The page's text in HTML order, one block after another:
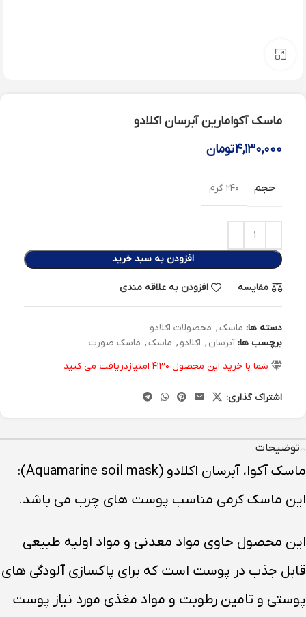
ماسک آکوامارین آبرسان اکلادو
۴,۱۳۰,۰۰۰تومان
حجم ۲۴۰ گرم
افزودن به سبد خرید
مقایسه افزودن به علاقه مندی
دسته ها: ماسک, محصولات اکلادو
برچسب ها: آبرسان , اکلادو , ماسک, ماسک صورت
شما با خرید این محصول ۴۱۳۰ امتیازدریافت می کنید
اشتراک گذاری:
توضیحات
ماسک آکوا، آبرسان اکلادو (Aquamarine soil mask):
این ماسک کرمی مناسب پوست های چرب می باشد.
این محصول حاوی مواد معدنی و مواد اولیه طبیعی
قابل جذب در پوست است که برای پاکسازی آلودگی های
پوستی و تامین رطوبت و مواد مغذی مورد نیاز پوست